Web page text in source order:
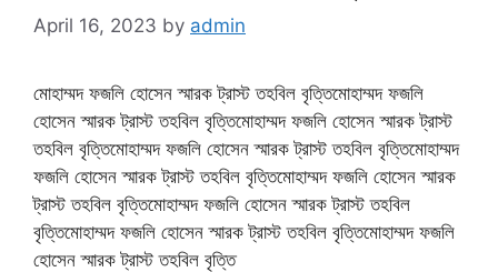
April 16, 2023 by admin
মোহাম্মদ ফজলি হোসেন স্মারক ট্রাস্ট তহবিল বৃত্তিমোহাম্মদ ফজলি
হোসেন স্মারক ট্রাস্ট তহবিল বৃত্তিমোহাম্মদ ফজলি হোসেন স্মারক ট্রাস্ট
তহবিল বৃত্তিমোহাম্মদ ফজলি হোসেন স্মারক ট্রাস্ট তহবিল বৃত্তিমোহাম্মদ
ফজলি হোসেন স্মারক ট্রাস্ট তহবিল বৃত্তিমোহাম্মদ ফজলি হোসেন স্মারক
ট্রাস্ট তহবিল বৃত্তিমোহাম্মদ ফজলি হোসেন স্মারক ট্রাস্ট তহবিল
বৃত্তিমোহাম্মদ ফজলি হোসেন স্মারক ট্রাস্ট তহবিল বৃত্তিমোহাম্মদ ফজলি
হোসেন স্মারক ট্রাস্ট তহবিল বৃত্তি